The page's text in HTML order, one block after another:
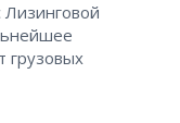
Лизинговой
грузовых